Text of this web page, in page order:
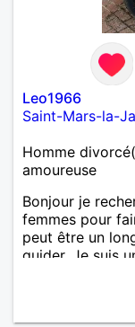
Leo1966
Saint-Mars-la-
Homme
amoureuse
Bonjour je
femmes pour
peut être un
guider. Je suis